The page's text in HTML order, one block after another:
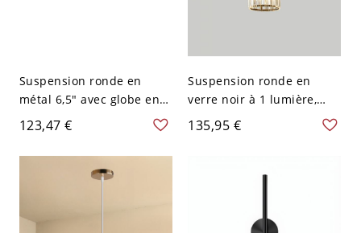
Suspension ronde en
métal 6,5" avec globe en
verre et accent branche,
plafonnier compact pour
petits espaces ou
éclairage de chevet, 110V-
123,47 €
Suspension ronde en
verre noir à 1 lumière,
luminaire de plafond
moderne pour petit coin
135,95 €